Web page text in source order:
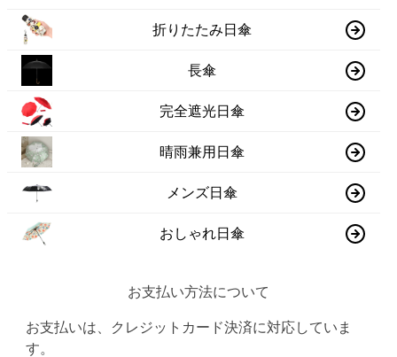
折りたたみ日傘
長傘
完全遮光日傘
晴雨兼用日傘
メンズ日傘
おしゃれ日傘
お支払い方法について
お支払いは、クレジットカード決済に対応していま
す。